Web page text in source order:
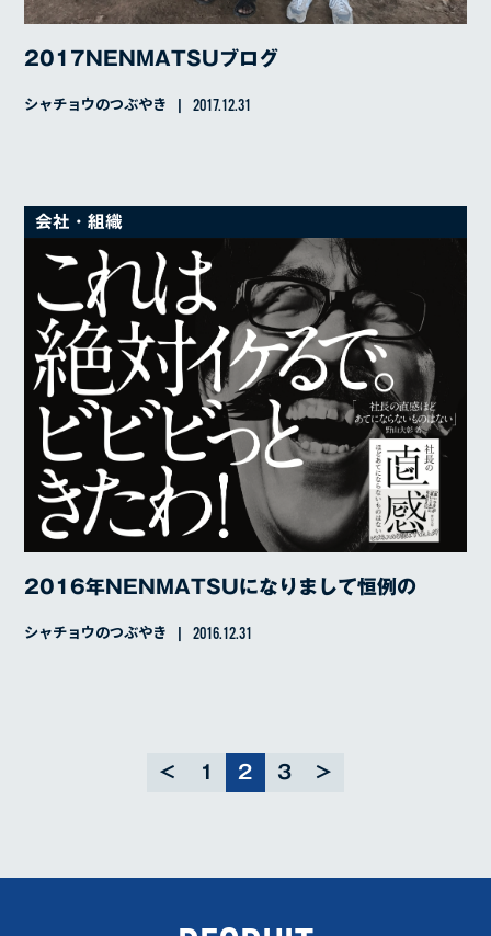
2017NENMATSUブログ
シャチョウのつぶやき 2017.12.31
会社・組織
2016年NENMATSUになりまして恒例の
シャチョウのつぶやき 2016.12.31
< 1 2 3 >